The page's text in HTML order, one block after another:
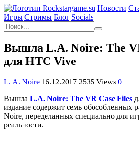
Новости
Игры Cтримы Блог Socials
Вышла L.A. Noire: The
для HTC Vive
L. A. Noire 16.12.2017 2535 Views 0
Вышла L.A. Noire: The VR Case Files
издание содержит семь обособленных
Noire, переделанных специально для
реальности.